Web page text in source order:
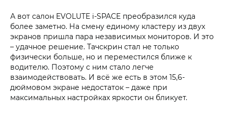
А вот салон EVOLUTE i‑SPACE преобразился куда
более заметно. На смену единому кластеру из двух
экранов пришла пара независимых мониторов. И это
– удачное решение. Тачскрин стал не только
физически больше, но и переместился ближе к
водителю. Поэтому с ним стало легче
взаимодействовать. И всё же есть в этом 15,6-
дюймовом экране недостаток – даже при
максимальных настройках яркости он бликует.